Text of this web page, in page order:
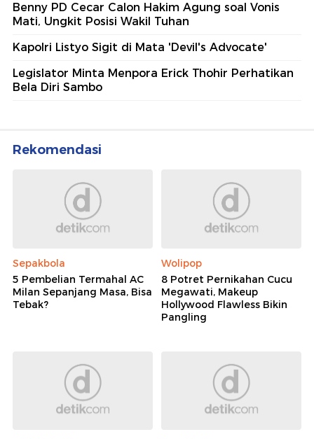
Benny PD Cecar Calon Hakim Agung soal Vonis
Mati, Ungkit Posisi Wakil Tuhan
Kapolri Listyo Sigit di Mata 'Devil's Advocate'
Legislator Minta Menpora Erick Thohir Perhatikan
Bela Diri Sambo
Rekomendasi
Sepakbola
5 Pembelian Termahal AC
Milan Sepanjang Masa, Bisa
Tebak?
Wolipop
8 Potret Pernikahan Cucu
Megawati, Makeup
Hollywood Flawless Bikin
Pangling